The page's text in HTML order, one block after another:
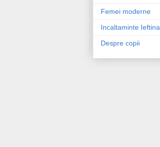
Femei moderne
Incaltaminte Ieftina
Despre copii